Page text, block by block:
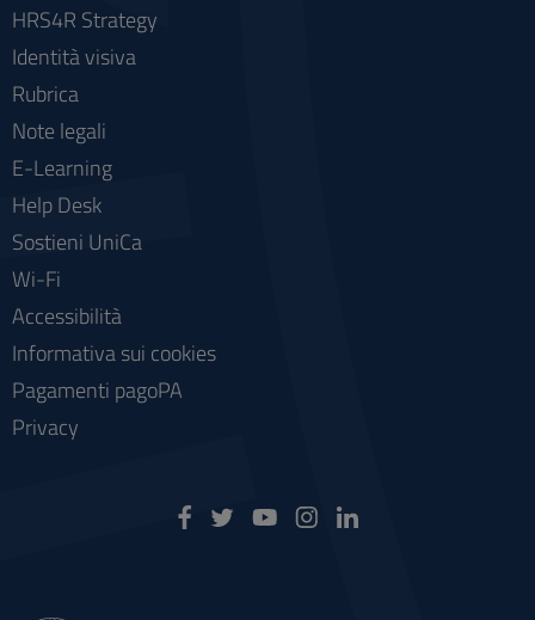
HRS4R Strategy
Identità visiva
Rubrica
Note legali
E-Learning
Help Desk
Sostieni UniCa
Wi-Fi
Accessibilità
Informativa sui cookies
Pagamenti pagoPA
Privacy